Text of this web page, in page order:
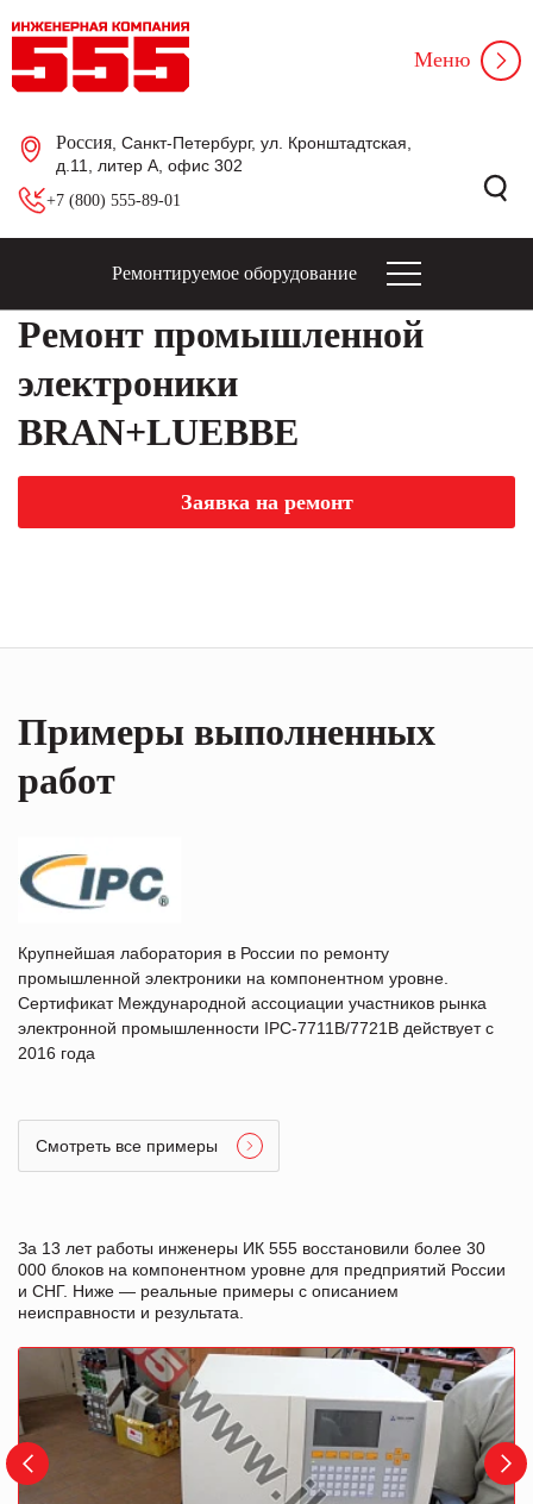
Россия , Санкт-Петербург, ул. Кронштадтская,
д.11, литер А, офис 302
+7 (800) 555-89-01
Меню
Ремонтируемое оборудование
Ремонт промышленной
электроники
BRAN+LUEBBE
Заявка на ремонт
Примеры выполненных
работ
Крупнейшая лаборатория в России по ремонту
промышленной электроники на компонентном уровне.
Сертификат Международной ассоциации участников рынка
электронной промышленности IPC-7711B/7721B действует с
2016 года
Смотреть все примеры
За 13 лет работы инженеры ИК 555 восстановили более 30
000 блоков на компонентном уровне для предприятий России
и СНГ. Ниже — реальные примеры с описанием
неисправности и результата.